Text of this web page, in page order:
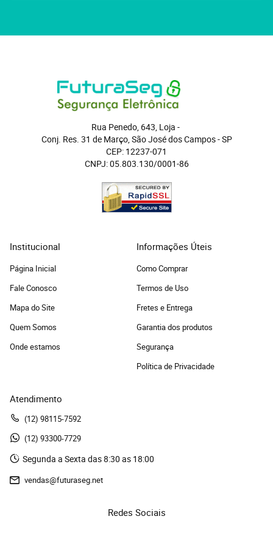
Rua Penedo, 643, Loja -
Conj. Res. 31 de Março, São José dos Campos - SP
CEP: 12237-071
CNPJ: 05.803.130/0001-86
Institucional
Página Inicial
Fale Conosco
Mapa do Site
Quem Somos
Onde estamos
Informações Úteis
Como Comprar
Termos de Uso
Fretes e Entrega
Garantia dos produtos
Segurança
Política de Privacidade
Atendimento
(12) 98115-7592
(12) 93300-7729
Segunda a Sexta das 8:30 as 18:00
vendas@futuraseg.net
Redes Sociais